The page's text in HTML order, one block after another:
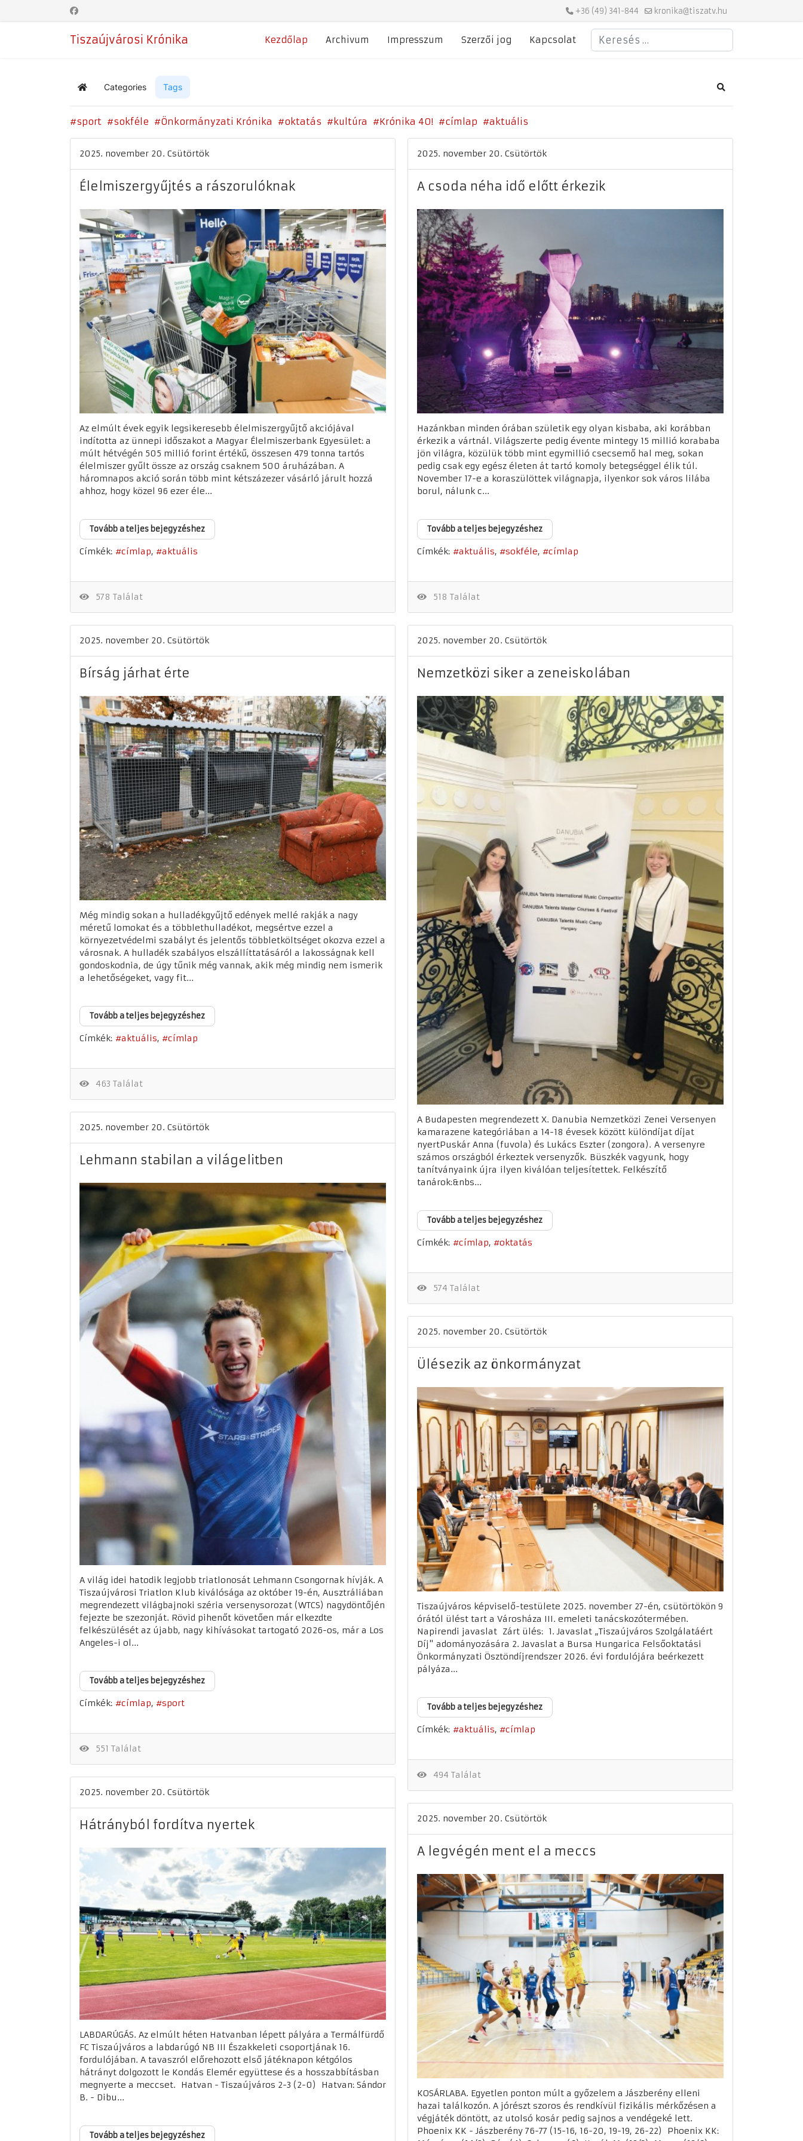
+36 (49) 341-844 kronika@tiszatv.hu
Tiszaújvárosi Krónika Kezdőlap Archivum Impresszum Szerzői jog Kapcsolat
Keresés
Home Categories Tags Search
sport sokféle Önkormányzati Krónika oktatás kultúra Krónika 40! címlap aktuális
2025. november 20. Csütörtök
Élelmiszergyűjtés a rászorulóknak
Az elmúlt évek egyik legsikeresebb élelmiszergyűjtő akciójával
indította az ünnepi időszakot a Magyar Élelmiszerbank Egyesület: a
múlt hétvégén 505 millió forint értékű, összesen 479 tonna tartós
élelmiszer gyűlt össze az ország csaknem 500 áruházában. A
háromnapos akció során több mint kétszázezer vásárló járult hozzá
ahhoz, hogy közel 96 ezer éle...
Tovább a teljes bejegyzéshez
Címkék: címlap aktuális
578 Találat
2025. november 20. Csütörtök
A csoda néha idő előtt érkezik
Hazánkban minden órában születik egy olyan kisbaba, aki korábban
érkezik a vártnál. Világszerte pedig évente mintegy 15 millió korababa
jön világra, közülük több mint egymillió csecsemő hal meg, sokan
pedig csak egy egész életen át tartó komoly betegséggel élik túl.
November 17-e a koraszülöttek világnapja, ilyenkor sok város lilába
borul, nálunk c...
Tovább a teljes bejegyzéshez
Címkék: aktuális sokféle címlap
518 Találat
2025. november 20. Csütörtök
Bírság járhat érte
Még mindig sokan a hulladékgyűjtő edények mellé rakják a nagy
méretű lomokat és a többlethulladékot, megsértve ezzel a
környezetvédelmi szabályt és jelentős többletköltséget okozva ezzel a
városnak. A hulladék szabályos elszállíttatásáról a lakosságnak kell
gondoskodnia, de úgy tűnik még vannak, akik még mindig nem ismerik
a lehetőségeket, vagy fit...
Tovább a teljes bejegyzéshez
Címkék: aktuális címlap
463 Találat
2025. november 20. Csütörtök
Nemzetközi siker a zeneiskolában
A Budapesten megrendezett X. Danubia Nemzetközi Zenei Versenyen
kamarazene kategóriában a 14-18 évesek között különdíjat díjat
nyertPuskár Anna (fuvola) és Lukács Eszter (zongora). A versenyre
számos országból érkeztek versenyzők. Büszkék vagyunk, hogy
tanítványaink újra ilyen kiválóan teljesítettek. Felkészítő
tanárok:&nbs...
Tovább a teljes bejegyzéshez
Címkék: címlap oktatás
574 Találat
2025. november 20. Csütörtök
Lehmann stabilan a világelitben
A világ idei hatodik legjobb triatlonosát Lehmann Csongornak hívják. A
Tiszaújvárosi Triatlon Klub kiválósága az október 19-én, Ausztráliában
megrendezett világbajnoki széria versenysorozat (WTCS) nagydöntőjén
fejezte be szezonját. Rövid pihenőt követően már elkezdte
felkészülését az újabb, nagy kihívásokat tartogató 2026-os, már a Los
Angeles-i ol...
Tovább a teljes bejegyzéshez
Címkék: címlap sport
551 Találat
2025. november 20. Csütörtök
Ülésezik az önkormányzat
Tiszaújváros képviselő-testülete 2025. november 27-én, csütörtökön 9
órától ülést tart a Városháza III. emeleti tanácskozótermében.
Napirendi javaslat Zárt ülés: 1. Javaslat „Tiszaújváros Szolgálatáért
Díj" adományozására 2. Javaslat a Bursa Hungarica Felsőoktatási
Önkormányzati Ösztöndíjrendszer 2026. évi fordulójára beérkezett
pályáza...
Tovább a teljes bejegyzéshez
Címkék: aktuális címlap
494 Találat
2025. november 20. Csütörtök
Hátrányból fordítva nyertek
LABDARÚGÁS. Az elmúlt héten Hatvanban lépett pályára a Termálfürdő
FC Tiszaújváros a labdarúgó NB III Északkeleti csoportjának 16.
fordulójában. A tavaszról előrehozott első játéknapon kétgólos
hátrányt dolgozott le Kondás Elemér együttese és a hosszabbításban
megnyerte a meccset. Hatvan - Tiszaújváros 2-3 (2-0) Hatvan: Sándor
B. - Dibu...
Tovább a teljes bejegyzéshez
2025. november 20. Csütörtök
A legvégén ment el a meccs
KOSÁRLABA. Egyetlen ponton múlt a győzelem a Jászberény elleni
hazai találkozón. A jórészt szoros és rendkívül fizikális mérkőzésen a
végjáték döntött, az utolsó kosár pedig sajnos a vendégeké lett.
Phoenix KK - Jászberény 76-77 (15-16, 16-20, 19-19, 26-22) Phoenix KK: